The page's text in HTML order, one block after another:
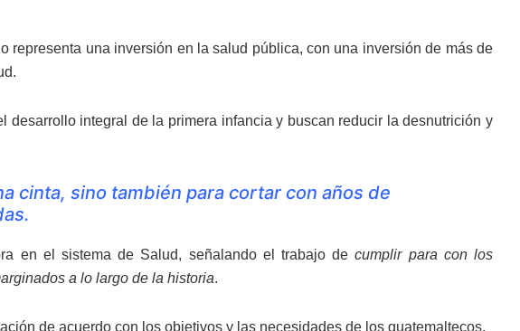
representa una inversión en la salud pública, con una inversión de más de
desarrollo integral de la primera infancia y buscan reducir la desnutrición y
cinta, sino también para cortar con años de
en el sistema de Salud, señalando el trabajo decumplir para con los
a lo largo de la historia.
de acuerdo con los objetivos y las necesidades de los guatemaltecos.